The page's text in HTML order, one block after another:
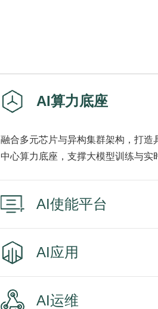
AI算力底座
融合多元芯片与异构集群架构，打
中心算力底座，支撑大模型训练与实
AI使能平台
AI应用
AI运维